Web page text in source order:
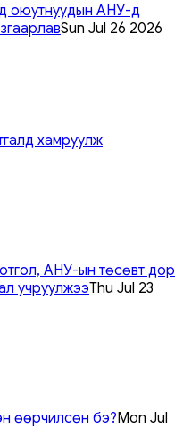
оюутнуудын АНУ-д
Sun Jul 26 2026
хамруулж
АНУ-ын төсөвт дор
учруулжээThu Jul 23
өөрчилсөн бэ?Mon Jul